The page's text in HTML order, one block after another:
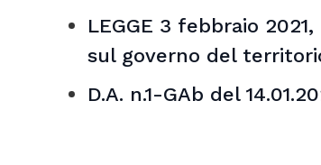
LEGGE 3 febbraio
sul governo del
D.A. n.1-GAb del